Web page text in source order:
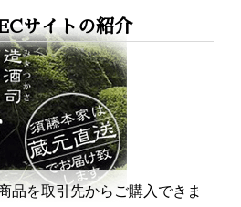
サイトの紹介
品を取引先からご購入できま